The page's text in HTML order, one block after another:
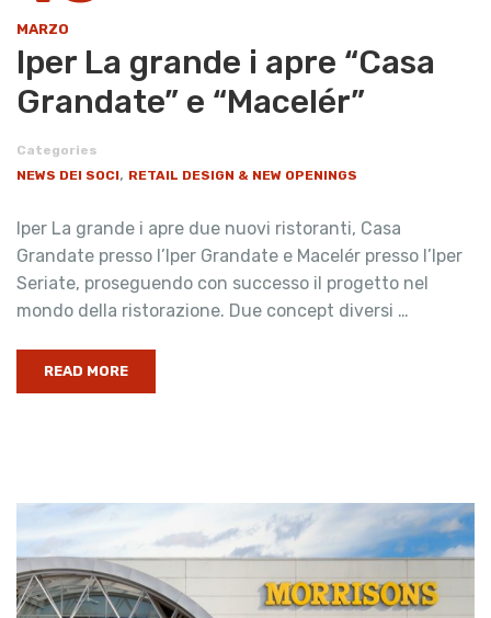
MARZO
Iper La grande i apre “Casa
Grandate” e “Macelér”
Categories
NEWS DEI SOCI, RETAIL DESIGN & NEW OPENINGS
Iper La grande i apre due nuovi ristoranti, Casa
Grandate presso l’Iper Grandate e Macelér presso l’Iper
Seriate, proseguendo con successo il progetto nel
mondo della ristorazione. Due concept diversi …
READ MORE